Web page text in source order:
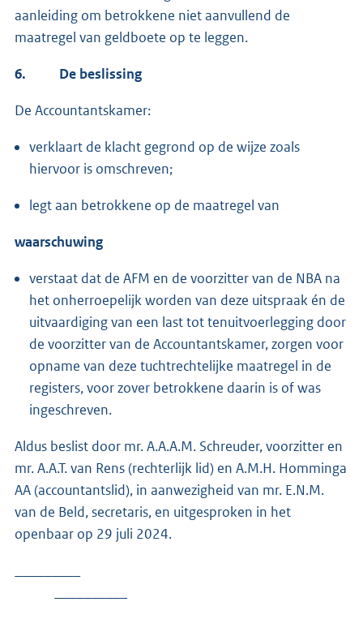
aanleiding om betrokkene niet aanvullend de
maatregel van geldboete op te leggen.
6. De beslissing
De Accountantskamer:
verklaart de klacht gegrond op de wijze zoals
hiervoor is omschreven;
legt aan betrokkene op de maatregel van
waarschuwing
verstaat dat de AFM en de voorzitter van de NBA na
het onherroepelijk worden van deze uitspraak én de
uitvaardiging van een last tot tenuitvoerlegging door
de voorzitter van de Accountantskamer, zorgen voor
opname van deze tuchtrechtelijke maatregel in de
registers, voor zover betrokkene daarin is of was
ingeschreven.
Aldus beslist door mr. A.A.A.M. Schreuder, voorzitter en
mr. A.A.T. van Rens (rechterlijk lid) en A.M.H. Homminga
AA (accountantslid), in aanwezigheid van mr. E.N.M.
van de Beld, secretaris, en uitgesproken in het
openbaar op 29 juli 2024.